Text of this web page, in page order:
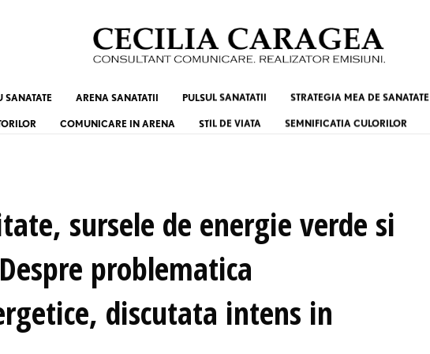
SANATATE ARENA SANATATII PULSUL SANATATII STRATEGIA MEA DE SANATATE
COMUNICARE IN ARENA STIL DE VIATA SEMNIFICATIA CULORILOR
sursele de energie verde si
problematica
discutata intens in